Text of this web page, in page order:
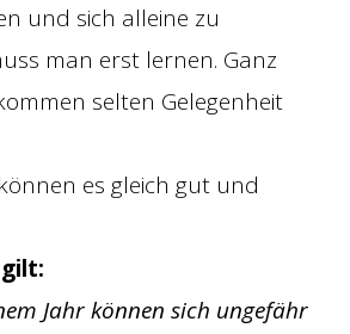
und sich alleine zu
man erst lernen. Ganz
selten Gelegenheit
es gleich gut und
Jahr können sich ungefähr